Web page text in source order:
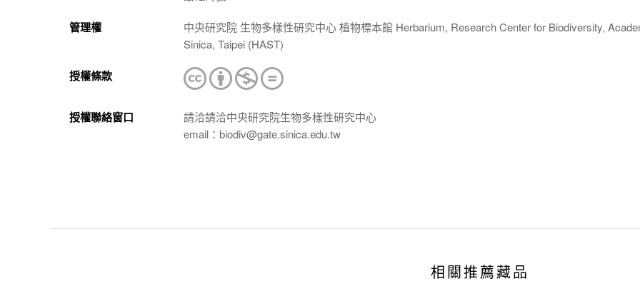
管理權
中央研究院 生物多樣性研究中心 植物標本館 Herbarium, Research Center for Biodiversity,
Sinica, Taipei (HAST)
授權條款
授權聯絡窗口
請洽請洽中央研究院生物多樣性研究中心
email：biodiv@gate.sinica.edu.tw
相關推薦藏品